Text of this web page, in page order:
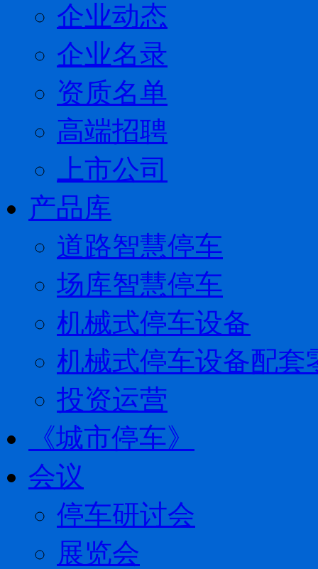
企业动态
企业名录
资质名单
高端招聘
上市公司
产品库
道路智慧停车
场库智慧停车
机械式停车设备
机械式停车设备配套
投资运营
《城市停车》
会议
停车研讨会
展览会